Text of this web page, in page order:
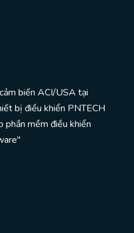
biến ACI/USA tại
bị điều khiển PNTECH
phần mềm điều khiển